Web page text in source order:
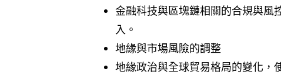
金融科技與區塊鏈相關的合規與風
入。
地緣與市場風險的調整
地緣政治與全球貿易格局的變化，